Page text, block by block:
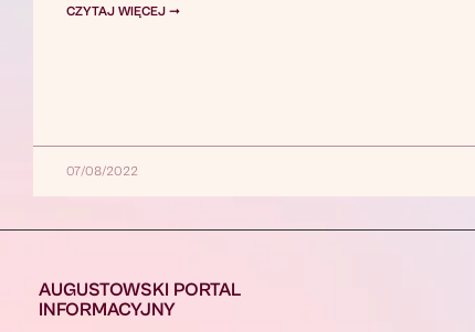
CZYTAJ WIĘCEJ ➞
07/08/2022
AUGUSTOWSKI PORTAL
INFORMACYJNY